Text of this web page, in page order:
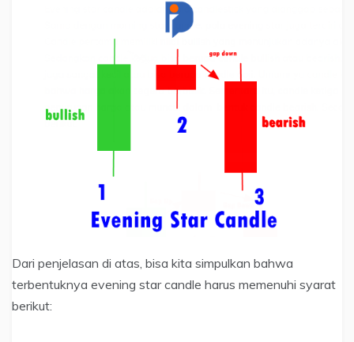
Dari penjelasan di atas, bisa kita simpulkan bahwa
terbentuknya evening star candle harus memenuhi syarat
berikut: